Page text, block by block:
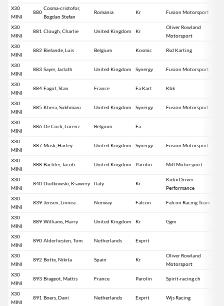
X30
MINI
880
Cosma-cristofor,
Bogdan Stefan
Romania Kr Fusion Motorsport
X30
MINI
881 Clough, Charlie United Kingdom Kr
Oliver Rowland
Motorsport
X30
MINI
882 Bielande, Luis Belgium Kosmic Rsd Karting
X30
MINI
883 Sayer, Jarlath United Kingdom Synergy Fusion Motorsport
X30
MINI
884 Fagot, Stan France Fa Kart Kbk
X30
MINI
885 Khera, Sukhmani United Kingdom Synergy Fusion Motorsport
X30
MINI
886 De Cock, Lorenz Belgium Fa
X30
MINI
887 Musk, Harley United Kingdom Synergy Fusion Motorsport
X30
MINI
888 Bachler, Jacob United Kingdom Parolin Mdl Motorsport
X30
MINI
840 Dudkowski, Ksawery Italy Kr
Kidix Driver
Performance
X30
MINI
839 Jensen, Linnea Norway Falcon Falcon Racing Team
X30
MINI
889 Williams, Harry United Kingdom Kr Ggm
X30
MINI
890 Alderliesten, Tom Netherlands Exprit
X30
MINI
892 Botte, Nikita Spain Kr
Oliver Rowland
Motorsport
X30
MINI
893 Brageot, Mattis France Parolin Spirit-racing.ch
X30
MINI
891 Boers, Dani Netherlands Exprit Wjs Racing